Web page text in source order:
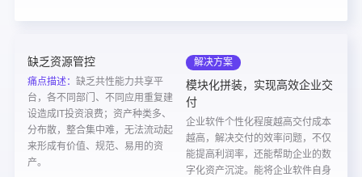
缺乏资源管控
痛点描述： 缺乏共性能力共享平
台，各不同部门、不同应用重复建
设造成IT投资浪费；资产种类多、
分布散，整合集中难，无法流动起
来形成有价值、规范、易用的资
产。
解决方案
模块化拼装，实现高效企业交
付
企业软件个性化程度越高交付成本
越高，解决交付的效率问题，不仅
能提高利润率，还能帮助企业的数
字化资产沉淀。能将企业软件自身